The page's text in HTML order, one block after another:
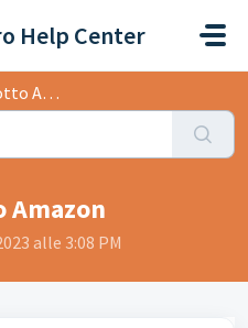
Help Center
alle 3:08 PM